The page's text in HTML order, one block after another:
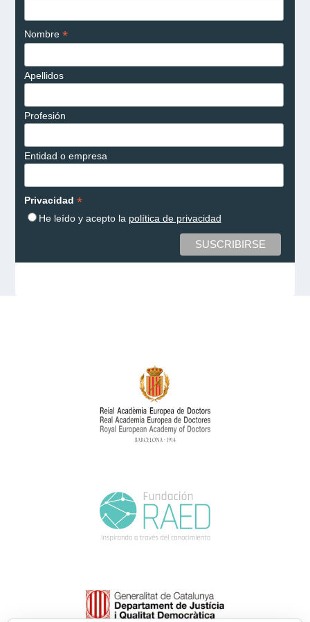
Nombre *
Apellidos
Profesión
Entidad o empresa
Privacidad *
He leído y acepto la política de privacidad